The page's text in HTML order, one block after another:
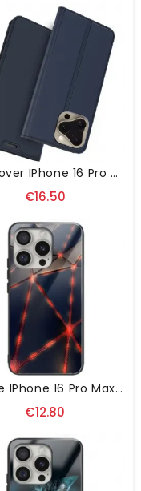
Flip Cover IPhone 16 Pro Max Fermoir Magnétique
€16.50
Coque IPhone 16 Pro Max Ligne Rouge
€12.80